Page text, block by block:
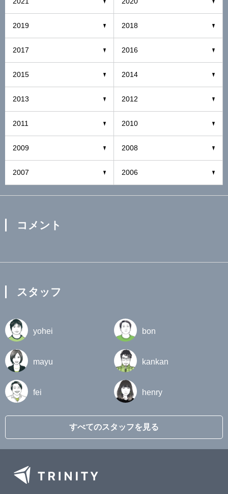
2019 2018
2017 2016
2015 2014
2013 2012
2011 2010
2009 2008
2007 2006
コメント
スタッフ
yohei bon
mayu kankan
fei henry
すべてのスタッフを見る